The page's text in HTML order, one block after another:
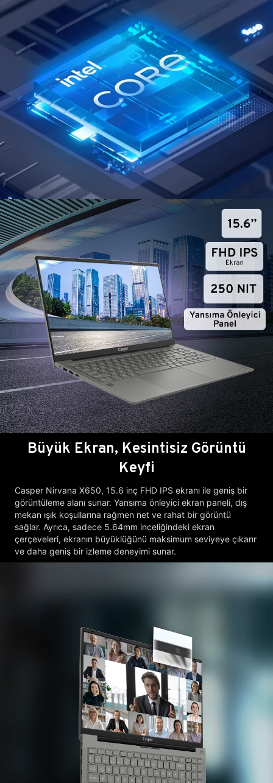
Büyük Ekran, Kesintisiz Görüntü
Keyfi
Casper Nirvana X650, 15.6 inç FHD IPS ekranı ile geniş bir
görüntüleme alanı sunar. Yansıma önleyici ekran paneli, dış
mekan ışık koşullarına rağmen net ve rahat bir görüntü
sağlar. Ayrıca, sadece 5.64mm inceliğindeki ekran
çerçeveleri, ekranın büyüklüğünü maksimum seviyeye çıkarır
ve daha geniş bir izleme deneyimi sunar.